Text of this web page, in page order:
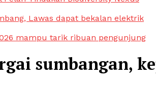
Lawas dapat bekalan elektrik
mampu tarik ribuan pengunjung
sumbangan,